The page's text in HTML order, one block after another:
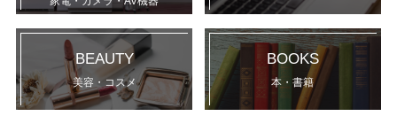
BEAUTY
美容・コスメ
BOOKS
本・書籍